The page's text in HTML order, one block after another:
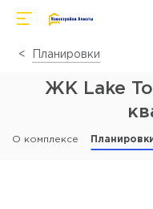
Планировки
ЖК Lake
О комплексе Планировки